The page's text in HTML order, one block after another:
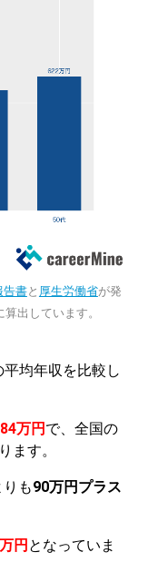
告書と 厚生労働省が発
出しています。
均年収を比較し
万円 で、全国の
ます。
も90万円プラス
円 となっていま